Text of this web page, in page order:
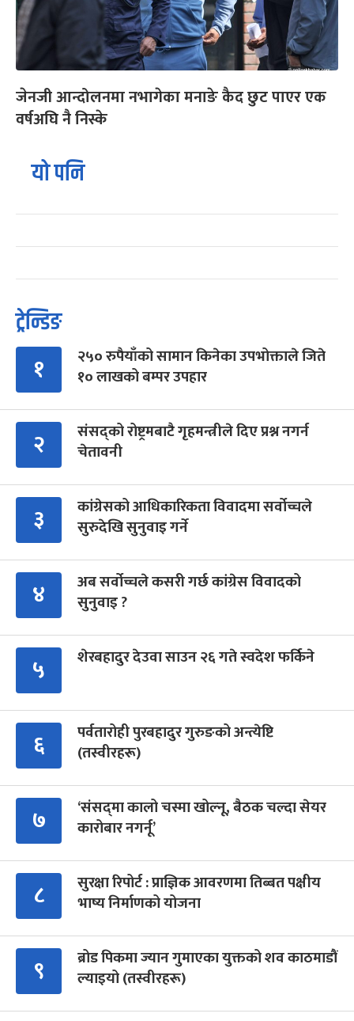
जेनजी आन्दोलनमा नभागेका मनाङे कैद छुट पाएर एक
वर्षअघि नै निस्के
यो पनि
ट्रेन्डिङ
१
२५० रुपैयाँको सामान किनेका उपभोक्ताले जिते
१० लाखको बम्पर उपहार
२
संसद्को रोष्ट्रमबाटै गृहमन्त्रीले दिए प्रश्न नगर्न
चेतावनी
३
कांग्रेसको आधिकारिकता विवादमा सर्वोच्चले
सुरुदेखि सुनुवाइ गर्ने
४
अब सर्वोच्चले कसरी गर्छ कांग्रेस विवादको
सुनुवाइ ?
५ शेरबहादुर देउवा साउन २६ गते स्वदेश फर्किने
६
पर्वतारोही पुरबहादुर गुरुङको अन्त्येष्टि
(तस्वीरहरू)
७
‘संसद्‍मा कालो चस्मा खोल्नू, बैठक चल्दा सेयर
कारोबार नगर्नू’
८
सुरक्षा रिपोर्ट : प्राज्ञिक आवरणमा तिब्बत पक्षीय
भाष्य निर्माणको योजना
९
ब्रोड पिकमा ज्यान गुमाएका युक्तको शव काठमाडौं
ल्याइयो (तस्वीरहरू)